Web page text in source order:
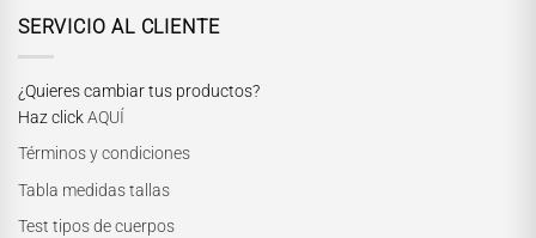
SERVICIO AL CLIENTE
¿Quieres cambiar tus productos?
Haz clickAQUÍ
Términos y condiciones
Tabla medidas tallas
Test tipos de cuerpos